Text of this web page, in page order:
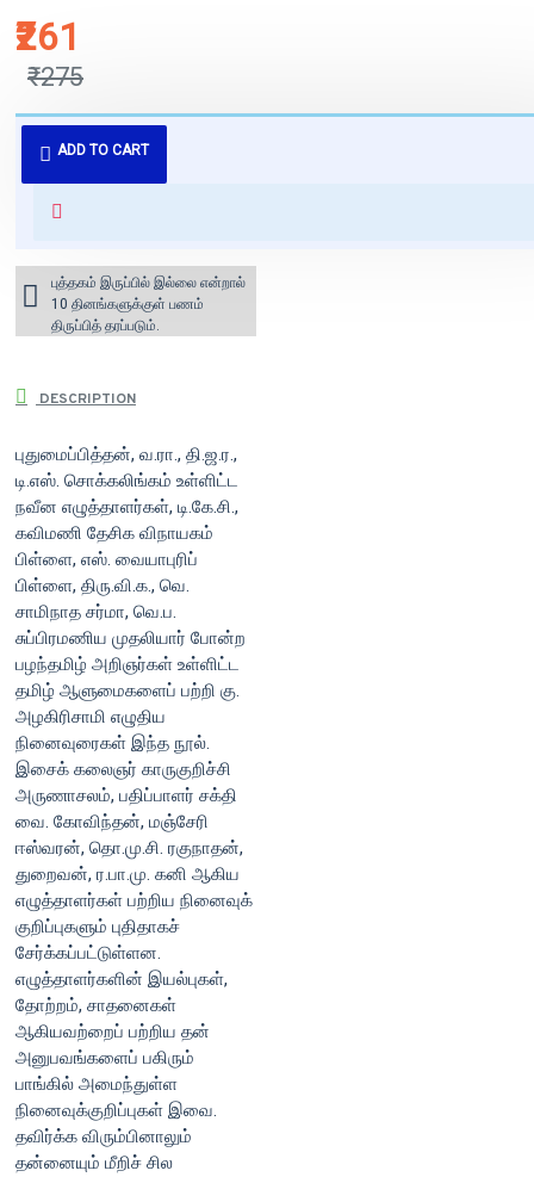
₹261
₹275
ADD TO CART
புத்தகம் 3 - 7 நாட்களில் அனுப்பி
வைக்கப்படும்.
for orders above ₹1000 within
புத்தகம் இருப்பில் இல்லை என்றால்
10 தினங்களுக்குள் பணம்
திருப்பித் தரப்படும்.
DESCRIPTION
புதுமைப்பித்தன், வ.ரா., தி.ஜ.ர.,
டி.எஸ். சொக்கலிங்கம் உள்ளிட்ட
நவீன எழுத்தாளர்கள், டி.கே.சி.,
கவிமணி தேசிக விநாயகம்
பிள்ளை, எஸ். வையாபுரிப்
பிள்ளை, திரு.வி.க., வெ.
சாமிநாத சர்மா, வெ.ப.
சுப்பிரமணிய முதலியார் போன்ற
பழந்தமிழ் அறிஞர்கள் உள்ளிட்ட
தமிழ் ஆளுமைகளைப் பற்றி கு.
அழகிரிசாமி எழுதிய
நினைவுரைகள் இந்த நூல்.
இசைக் கலைஞர் காருகுறிச்சி
அருணாசலம், பதிப்பாளர் சக்தி
வை. கோவிந்தன், மஞ்சேரி
ஈஸ்வரன், தொ.மு.சி. ரகுநாதன்,
துறைவன், ர.பா.மு. கனி ஆகிய
எழுத்தாளர்கள் பற்றிய நினைவுக்
குறிப்புகளும் புதிதாகச்
சேர்க்கப்பட்டுள்ளன.
எழுத்தாளர்களின் இயல்புகள்,
தோற்றம், சாதனைகள்
ஆகியவற்றைப் பற்றிய தன்
அனுபவங்களைப் பகிரும்
பாங்கில் அமைந்துள்ள
நினைவுக்குறிப்புகள் இவை.
தவிர்க்க விரும்பினாலும்
தன்னையும் மீறிச் சில